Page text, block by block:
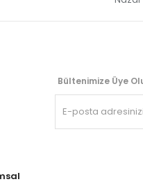
Bültenimize Üye